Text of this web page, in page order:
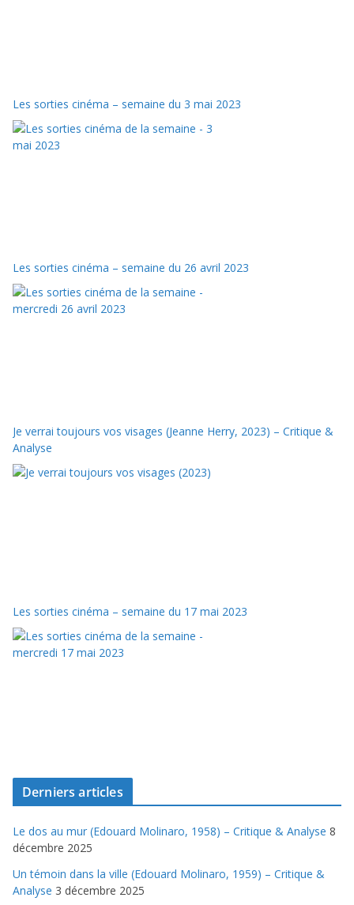
Les sorties cinéma – semaine du 3 mai 2023
Les sorties cinéma – semaine du 26 avril 2023
Je verrai toujours vos visages (Jeanne Herry, 2023) – Critique &
Analyse
Les sorties cinéma – semaine du 17 mai 2023
Derniers articles
Le dos au mur (Edouard Molinaro, 1958) – Critique & Analyse 8
décembre 2025
Un témoin dans la ville (Edouard Molinaro, 1959) – Critique &
Analyse 3 décembre 2025